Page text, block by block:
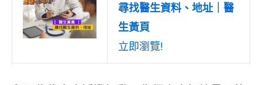
尋找醫生資料、地址｜醫
生黃頁
立即瀏覽!